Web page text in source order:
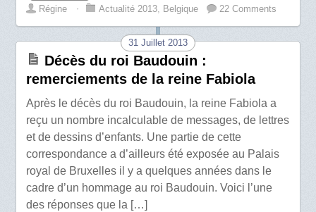
Régine ⋅ Actualité 2013, Belgique 22 Comments
31 Juillet 2013
Décès du roi Baudouin :
remerciements de la reine Fabiola
Après le décès du roi Baudouin, la reine Fabiola a
reçu un nombre incalculable de messages, de lettres
et de dessins d’enfants. Une partie de cette
correspondance a d’ailleurs été exposée au Palais
royal de Bruxelles il y a quelques années dans le
cadre d’un hommage au roi Baudouin. Voici l’une
des réponses que la […]